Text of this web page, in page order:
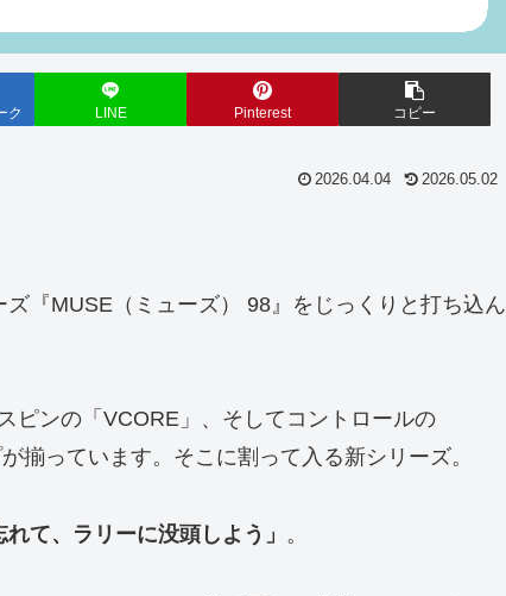
ク LINE Pinterest コピー
2026.04.04 2026.05.02
『MUSE（ミューズ） 98』をじっくりと打ち込ん
ピンの「VCORE」、そしてコントロールの
揃っています。そこに割って入る新シリーズ。
れて、ラリーに没頭しよう」 。